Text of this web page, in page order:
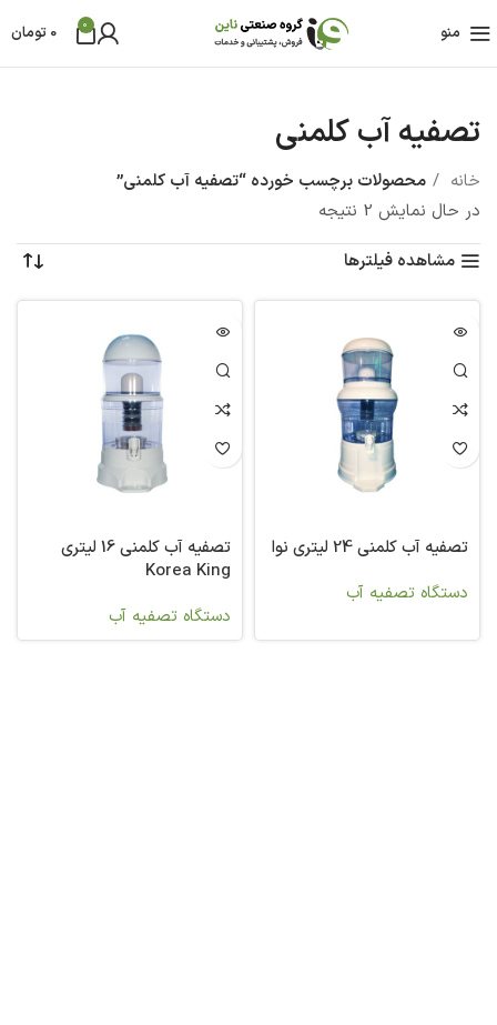
منو 0
0 تومان
تصفیه آب کلمنی
خانه
محصولات برچسب خورده “تصفیه آب کلمنی”
در حال نمایش 2 نتیجه
مشاهده فیلترها
تصفیه آب کلمنی 24 لیتری نوا
دستگاه تصفیه آب
تصفیه آب کلمنی 16 لیتری
Korea King
دستگاه تصفیه آب